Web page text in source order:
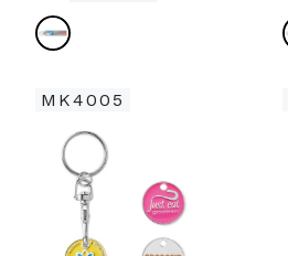
MK4005